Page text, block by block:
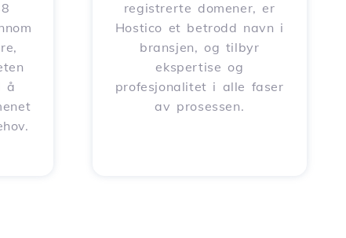
å
registrerte domener, er
Hostico et betrodd navn i
bransjen, og tilbyr
ekspertise og
profesjonalitet i alle faser
av prosessen.